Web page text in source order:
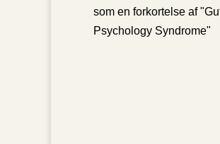
som en forkortelse af
Psychology Syndrome"